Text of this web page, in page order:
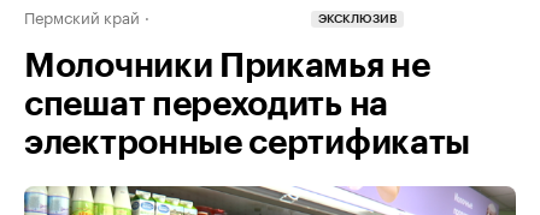
Пермский край ЭКСКЛЮЗИВ
Молочники Прикамья не
спешат переходить на
электронные сертификаты